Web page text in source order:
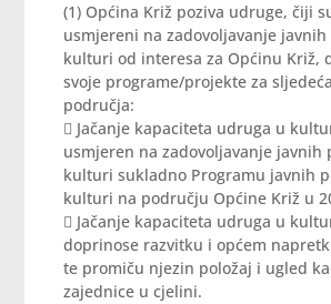
(1) Općina Križ poziva udruge, čiji
usmjereni na zadovoljavanje
kulturi od interesa za Općinu Križ,
svoje programe/projekte za
područja:
 Jačanje kapaciteta udruga u
usmjeren na zadovoljavanje javnih
kulturi sukladno Programu javnih
kulturi na području Općine Križ u
 Jačanje kapaciteta udruga u
doprinose razvitku i općem
te promiču njezin položaj i ugled
zajednice u cjelini.